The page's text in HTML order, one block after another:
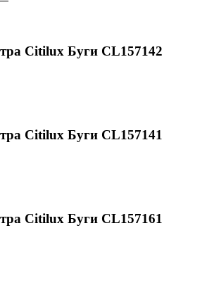
Citilux Буги CL157142
Citilux Буги CL157141
Citilux Буги CL157161